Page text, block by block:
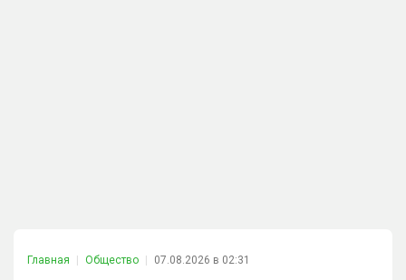
Главная Общество 07.08.2026 в 02:31